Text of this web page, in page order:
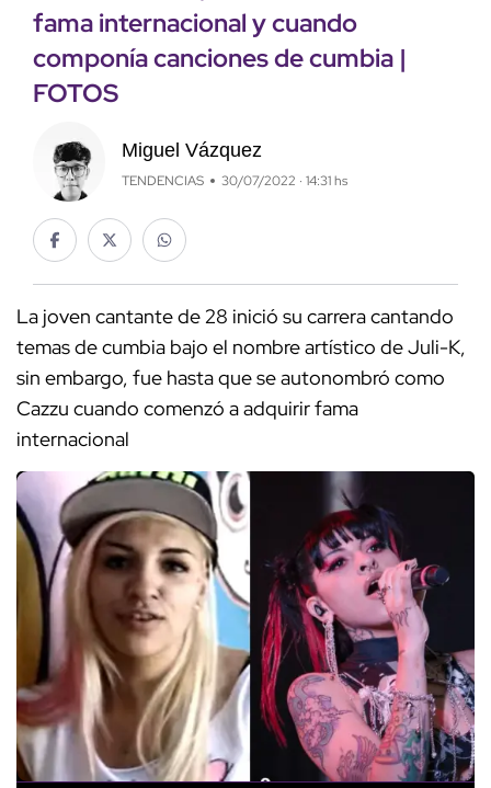
fama internacional y cuando
componía canciones de cumbia |
FOTOS
Miguel Vázquez
TENDENCIAS 30/07/2022 · 14:31 hs
La joven cantante de 28 inició su carrera cantando
temas de cumbia bajo el nombre artístico de Juli-K,
sin embargo, fue hasta que se autonombró como
Cazzu cuando comenzó a adquirir fama
internacional